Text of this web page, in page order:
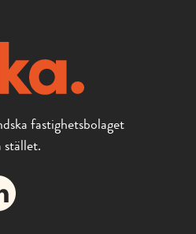
fastighetsbolaget